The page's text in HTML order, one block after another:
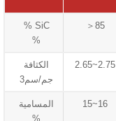
% SiC
%
＞85
الكثافة
جم/سم3
2.65~2.75
المسامية
%
15~16